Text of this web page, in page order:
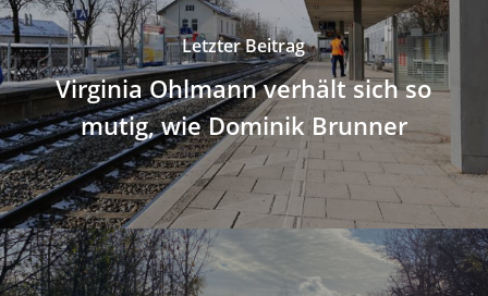
Letzter Beitrag
Virginia Ohlmann verhält sich so
mutig, wie Dominik Brunner